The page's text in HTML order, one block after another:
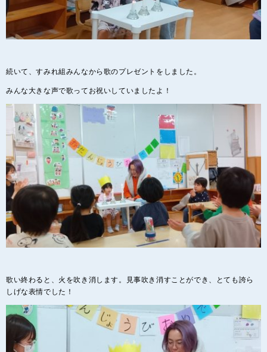
続いて、すみれ組みんなから歌のプレゼントをしました。
みんな大きな声で歌ってお祝いしていましたよ！
歌い終わると、火を吹き消します。見事吹き消すことができ、とても誇ら
しげな表情でした！